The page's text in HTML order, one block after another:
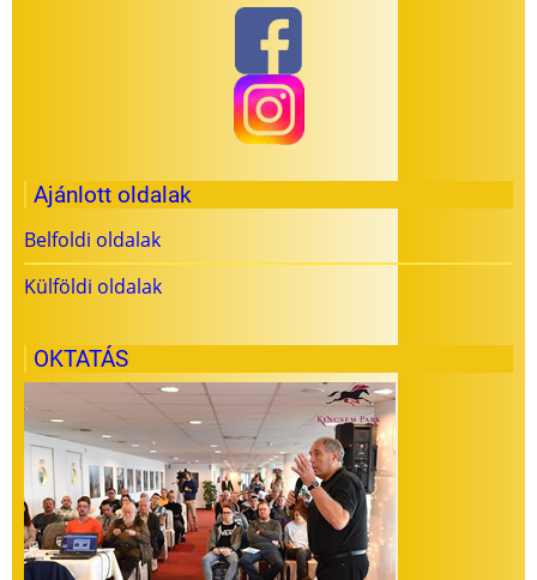
Ajánlott oldalak
Belfoldi oldalak
Külföldi oldalak
OKTATÁS